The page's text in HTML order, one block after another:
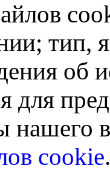
тип,
об
для
нашего
cookie.